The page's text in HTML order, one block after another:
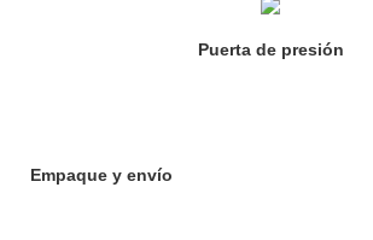
Puerta de presión
Empaque y envío